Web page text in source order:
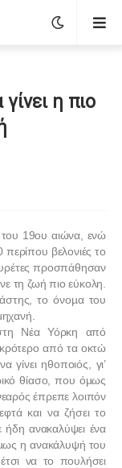
η πιο
του 19ου αιώνα, ενώ
περίπου βελονιές το
προσπάθησαν
τη ζωή πιο εύκολη.
το όνοµα του
Νέα Υόρκη από
από τα οκτώ
γίνει ηθοποιός, γι’
θίασο, που όµως
έπρεπε λοιπόν
και να ζήσει το
ήδη ανακαλύψει ένα
η ανακάλυψή του
να το πουλήσει